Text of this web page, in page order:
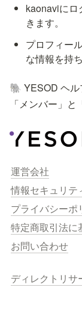
kaonaviにロ
きます。
プロフィー
な情報を持
🐘 YESOD ヘル
「メンバー」
運営会社
情報セキュリテ
プライバシーポ
特定商取引法に
お問い合わせ
ディレクトリサ